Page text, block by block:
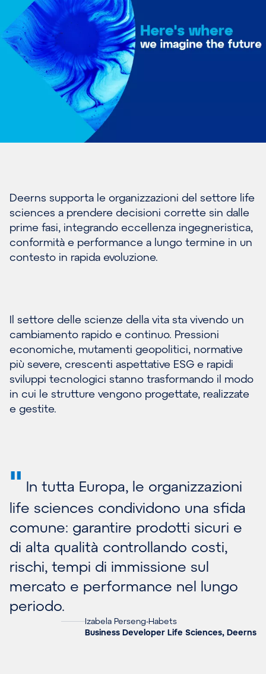
Deerns supporta le organizzazioni del settore life
sciences a prendere decisioni corrette sin dalle
prime fasi, integrando eccellenza ingegneristica,
conformità e performance a lungo termine in un
contesto in rapida evoluzione.
Il settore delle scienze della vita sta vivendo un
cambiamento rapido e continuo. Pressioni
economiche, mutamenti geopolitici, normative
più severe, crescenti aspettative ESG e rapidi
sviluppi tecnologici stanno trasformando il modo
in cui le strutture vengono progettate, realizzate
e gestite.
" In tutta Europa, le organizzazioni
life sciences condividono una sfida
comune: garantire prodotti sicuri e
di alta qualità controllando costi,
rischi, tempi di immissione sul
mercato e performance nel lungo
periodo.
Izabela Perseng-Habets
Business Developer Life Sciences, Deerns